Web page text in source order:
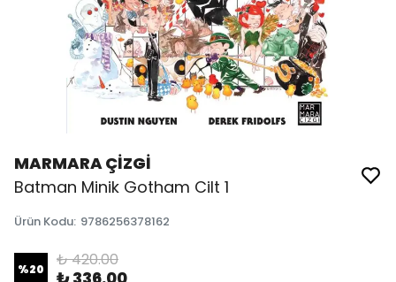
MARMARA ÇİZGİ
Batman Minik Gotham Cilt 1
Ürün Kodu: 9786256378162
%20 ₺ 420.00